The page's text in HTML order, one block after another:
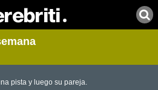
pista y luego su pareja.